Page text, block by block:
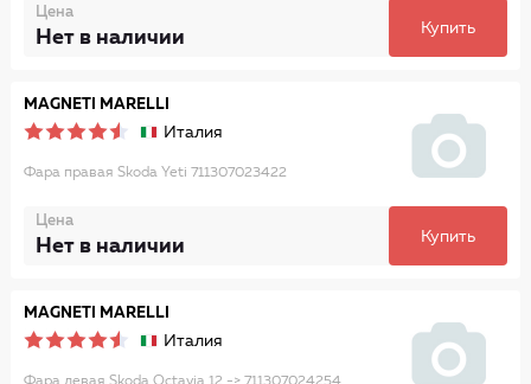
Цена
Нет в наличии Купить
MAGNETI MARELLI
Италия
Фара правая Skoda Yeti 711307023422
Цена
Нет в наличии Купить
MAGNETI MARELLI
Италия